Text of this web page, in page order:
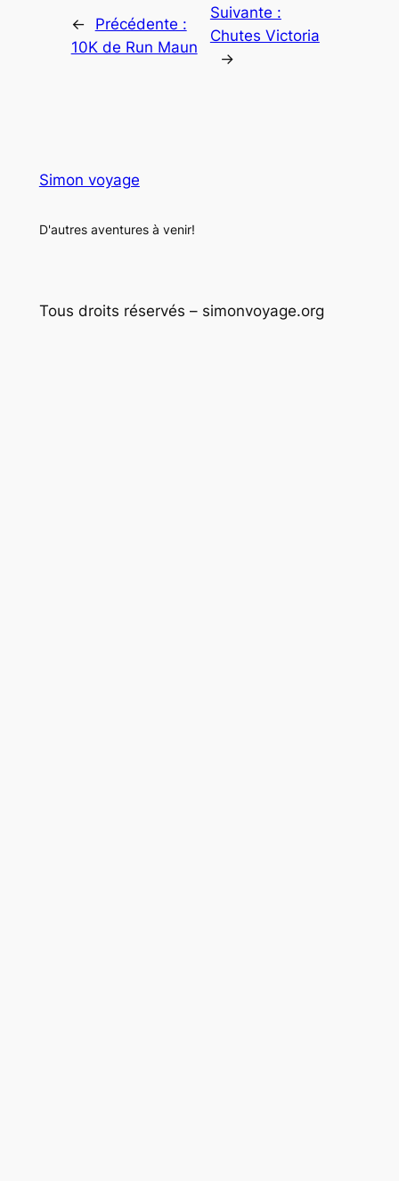
←
Précédente :
10K de Run Maun
Suivante :
Chutes Victoria
→
Simon voyage
D'autres aventures à venir!
Tous droits réservés – simonvoyage.org